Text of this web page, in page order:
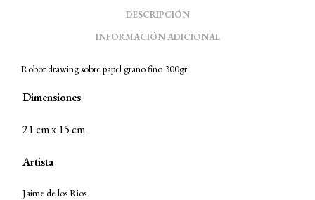
DESCRIPCIÓN
INFORMACIÓN ADICIONAL
Robot drawing sobre papel grano fino 300gr
Dimensiones
21 cm x 15 cm
Artista
Jaime de los Rios